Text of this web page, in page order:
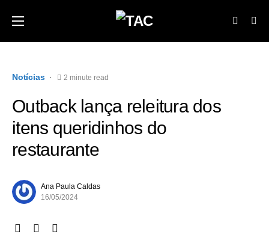
Notícias 2 minute read
Outback lança releitura dos
itens queridinhos do
restaurante
Ana Paula Caldas
16/05/2024